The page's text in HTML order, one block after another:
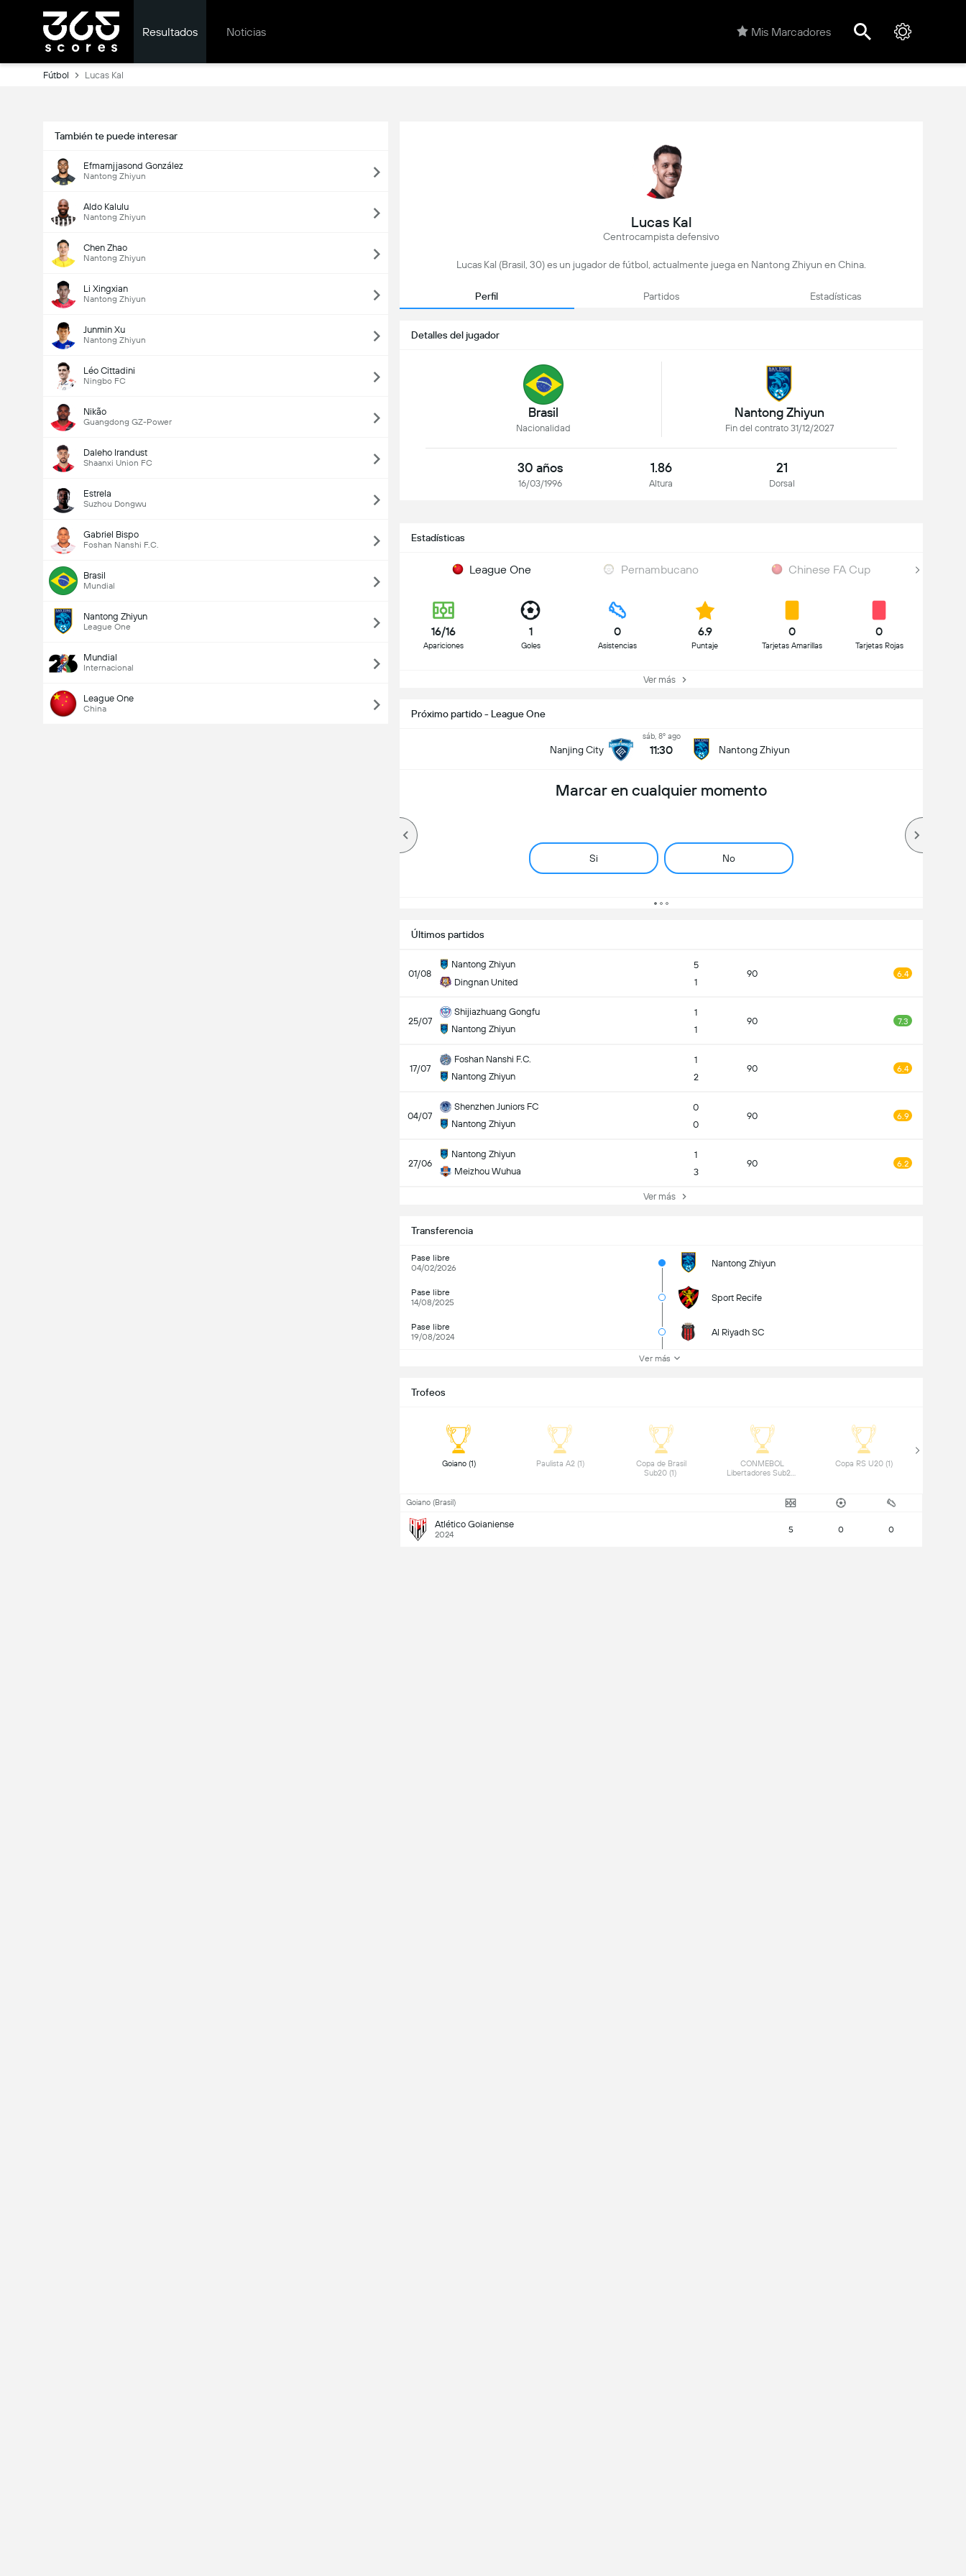
Resultados Noticias Mis Marcadores
Fútbol Lucas Kal
También te puede interesar
Efmamjjasond González
Nantong Zhiyun
Aldo Kalulu
Nantong Zhiyun
Chen Zhao
Nantong Zhiyun
Li Xingxian
Nantong Zhiyun
Junmin Xu
Nantong Zhiyun
Léo Cittadini
Ningbo FC
Nikão
Guangdong GZ-Power
Daleho Irandust
Shaanxi Union FC
Estrela
Suzhou Dongwu
Gabriel Bispo
Foshan Nanshi F.C.
Brasil
Mundial
Nantong Zhiyun
League One
Mundial
Internacional
League One
China
Lucas Kal
Centrocampista defensivo
Lucas Kal (Brasil, 30) es un jugador de fútbol, actualmente juega en Nantong Zhiyun en China.
Perfil Partidos Estadísticas
Detalles del jugador
Brasil
Nacionalidad
Nantong Zhiyun
Fin del contrato 31/12/2027
30 años
16/03/1996
1.86
Altura
21
Dorsal
Estadísticas
League One Pernambucano Chinese FA Cup
16/16
Apariciones
1
Goles
0
Asistencias
6.9
Puntaje
0
Tarjetas Amarillas
0
Tarjetas Rojas
Ver más
Próximo partido - League One
Nanjing City
sáb, 8º ago
11:30 Nantong Zhiyun
Marcar en cualquier momento
Si No
Últimos partidos
01/08
Nantong Zhiyun
Dingnan United
5
1
90 6.4
25/07
Shijiazhuang Gongfu
Nantong Zhiyun
1
1
90 7.3
17/07
Foshan Nanshi F.C.
Nantong Zhiyun
1
2
90 6.4
04/07
Shenzhen Juniors FC
Nantong Zhiyun
0
0
90 6.9
27/06
Nantong Zhiyun
Meizhou Wuhua
1
3
90 6.2
Ver más
Transferencia
Pase libre
04/02/2026
Nantong Zhiyun
Pase libre
14/08/2025
Sport Recife
Pase libre
19/08/2024
Al Riyadh SC
Ver más
Trofeos
Goiano (1) Paulista A2 (1)
Copa de Brasil
CONMEBOL
Libertadores Sub20
Copa RS U20 (1)
Goiano (Brasil)
Atlético Goianiense
2024 5 0 0